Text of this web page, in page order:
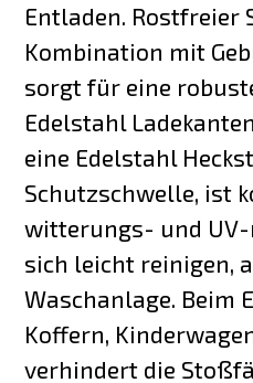
Entladen. Rostfreier
Kombination mit
sorgt für eine
Edelstahl
eine Edelstahl
Schutzschwelle, ist
witterungs- und
sich leicht reinigen,
Waschanlage. Beim
Koffern,
verhindert die